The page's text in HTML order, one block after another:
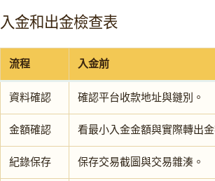
入金和出金檢查表
流程 入金前
資料確認 確認平台收款地址與鏈別。
金額確認 看最小入金金額與實際轉出金
紀錄保存 保存交易截圖與交易雜湊。